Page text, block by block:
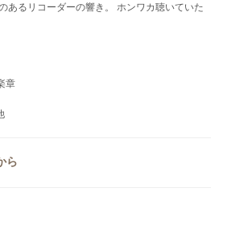
あるリコーダーの響き。 ホンワカ聴いていた
章
ら